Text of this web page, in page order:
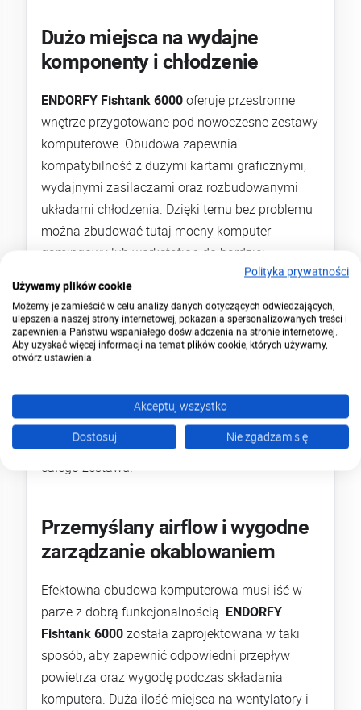
Dużo miejsca na wydajne
komponenty i chłodzenie
ENDORFY Fishtank 6000oferuje przestronne
wnętrze przygotowane pod nowoczesne zestawy
komputerowe. Obudowa zapewnia
kompatybilność z dużymi kartami graficznymi,
wydajnymi zasilaczami oraz rozbudowanymi
układami chłodzenia. Dzięki temu bez problemu
można zbudować tutaj mocny komputer
gamingowy lub workstation do bardziej
Konstrukcja wspiera również montaż chłodnic
360 mm, co daje większą swobodę przy
planowaniu chłodzenia procesora. To ważny
konfiguracji opartych o nowoczesne procesory
AMD Ryzen lub Intel Core, gdzie odpowiednie
temperatury mają realny wpływ na kulturę pracy
całego zestawu.
Przemyślany airflow i wygodne
zarządzanie okablowaniem
Efektowna obudowa komputerowa musi iść w
parze z dobrą funkcjonalnością. ENDORFY
Fishtank 6000została zaprojektowana w taki
sposób, aby zapewnić odpowiedni przepływ
powietrza oraz wygodę podczas składania
komputera. Duża ilość miejsca na wentylatory i
Polityka prywatności
Używamy plików cookie
Możemy je zamieścić w celu analizy danych dotyczących odwiedzających,
ulepszenia naszej strony internetowej, pokazania spersonalizowanych treści i
zapewnienia Państwu wspaniałego doświadczenia na stronie internetowej.
Aby uzyskać więcej informacji na temat plików cookie, których używamy,
otwórz ustawienia.
Akceptuj wszystko
Dostosuj
Nie zgadzam się